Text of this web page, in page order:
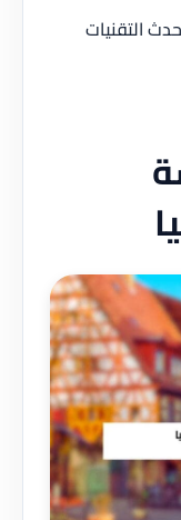
التقنيات